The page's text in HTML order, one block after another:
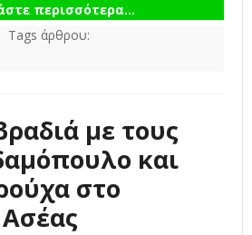
περισσότερα...
Tags άρθρου:
με τους
και
στο